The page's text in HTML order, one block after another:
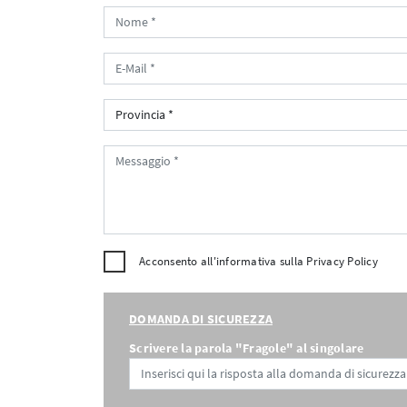
Acconsento all'informativa sulla Privacy Policy
DOMANDA DI SICUREZZA
Scrivere la parola "Fragole" al singolare